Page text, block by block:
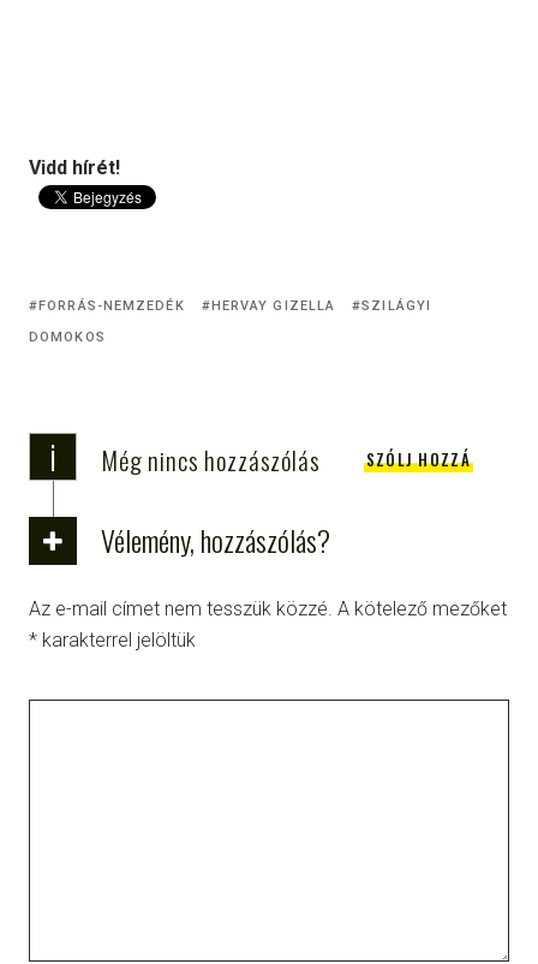
Vidd hírét!
FORRÁS-NEMZEDÉK HERVAY GIZELLA
SZILÁGYI
DOMOKOS
i Még nincs hozzászólás SZÓLJ HOZZÁ
Vélemény, hozzászólás?
Az e-mail címet nem tesszük közzé. A kötelező mezőket
* karakterrel jelöltük